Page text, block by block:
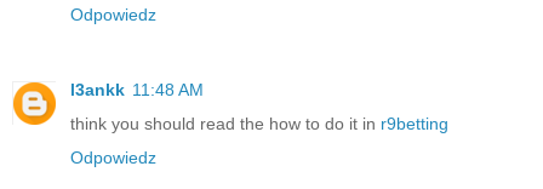
Odpowiedz
l3ankk 11:48 AM
think you should read the how to do it in r9betting
Odpowiedz